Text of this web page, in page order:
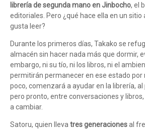
librería de segunda mano en Jinbocho, el
editoriales. Pero ¿qué hace ella en un sitio
gusta leer?
Durante los primeros días, Takako se
almacén sin hacer nada más que dormir,
embargo, ni su tío, ni los libros, ni el
permitirán permanecer en ese estado por
poco, comenzará a ayudar en la librería,
pero pronto, entre conversaciones y
a cambiar.
Satoru, quien lleva tres generacionesal